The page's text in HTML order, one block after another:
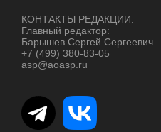
КОНТАКТЫ РЕДАКЦИИ:
Главный редактор:
Барышев Сергей Сергеевич
+7 (499) 380-83-05
asp@aoasp.ru